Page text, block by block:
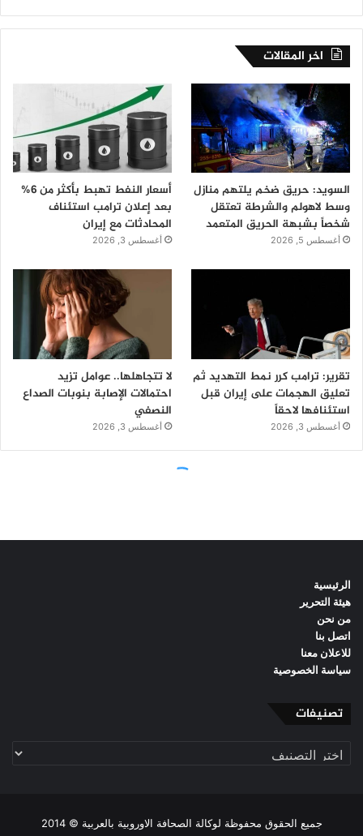
الرئيسية
هيئة التحرير
من نحن
اتصل بنا
للاعلان معنا
سياسة الخصوصية
تصنيفات
تصنيفات
جميع الحقوق محفوظة لوكالة الصحافة الاوروبية بالعربية © 2014